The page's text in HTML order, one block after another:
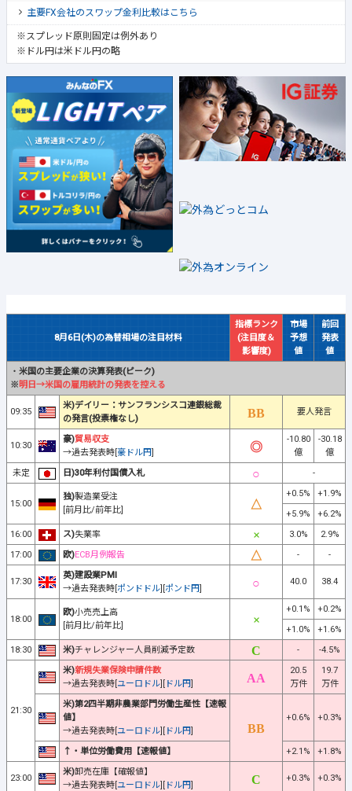
ユーロ円：原則固定1.0銭、豪ドル円：原則固定0.7銭、ほか
主要FX会社のスプレッド比較はこちら
主要FX会社のスワップ金利比較はこちら
※スプレッド原則固定は例外あり
※ドル円は米ドル円の略
8月6日(木)の為替相場の注目材料
指標ランク
(注目度＆
影響度)
市場
予想
値
前回
発表
値
・米国の主要企業の決算発表(ピーク)
※明日→米国の雇用統計の発表を控える
09:35
の発言(投票権なし)
要人発言
10:30
豪)貿易収支
→過去発表時[豪ドル円]
-10.80
億
-30.18
億
未定
日)30年利付国債入札
15:00
独)製造業受注
[前月比/前年比]
+0.5%
+1.9%
+5.9%
+6.2%
16:00
ス)失業率 3.0%
2.9%
欧)ECB月例報告 - -
英)建設業PMI
→過去発表時[ポンドドル][ポンド円]
40.0 38.4
欧)小売売上高
[前月比/前年比]
+0.1%
+0.2%
+1.0%
+1.6%
18:30
米)チャレンジャー人員削減予定数 - -4.5%
米)新規失業保険申請件数
20.5
19.7